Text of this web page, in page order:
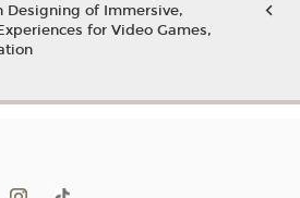
Designing of Immersive,
for Video Games,